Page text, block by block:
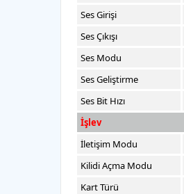
Ses Girişi
Ses Çıkışı
Ses Modu
Ses Geliştirme
Ses Bit Hızı
İşlev
İletişim Modu
Kilidi Açma Modu
Kart Türü